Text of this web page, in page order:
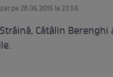
pe 28.06.2016 la 23:56
Cătălin